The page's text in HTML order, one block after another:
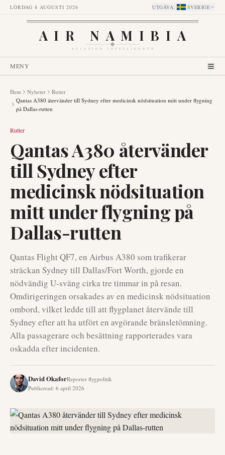
LÖRDAG 8 AUGUSTI 2026 UTGÅVA: SVERIGE
AIR NAMIBIA
AVIATION INTELLIGENCE
MENY
Hem Nyheter
Rutter
Qantas A380 återvänder till Sydney efter medicinsk nödsituation mitt under flygning
på Dallas-rutten
Rutter
Qantas A380 återvänder
till Sydney efter
medicinsk nödsituation
mitt under flygning på
Dallas-rutten
Qantas Flight QF7, en Airbus A380 som trafikerar
sträckan Sydney till Dallas/Fort Worth, gjorde en
nödvändig U-sväng cirka tre timmar in på resan.
Omdirigeringen orsakades av en medicinsk nödsituation
ombord, vilket ledde till att flygplanet återvände till
Sydney efter att ha utfört en avgörande bränsletömning.
Alla passagerare och besättning rapporterades vara
oskadda efter incidenten.
David OkaforReporter flygpolitik
Publicerad: 6 april 2026